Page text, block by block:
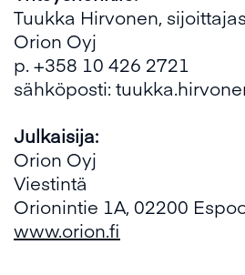
Tuukka Hirvonen,
Orion Oyj
p. +358 10 426 2721
sähköposti:
Julkaisija:
Orion Oyj
Viestintä
Orionintie 1A, 02200
www.orion.fi